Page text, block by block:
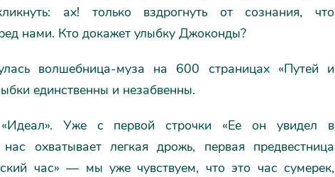
ах! только вздрогнуть от сознания, что
нами. Кто докажет улыбку Джоконды?
волшебница-муза на 600 страницах «Путей и
единственны и незабвенны.
«Идеал». Уже с первой строчки «Ее он увидел в
охватывает легкая дрожь, первая предвестница
час» — мы уже чувствуем, что это час сумерек,